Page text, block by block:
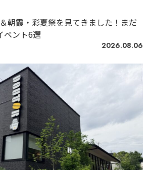
朝霞・彩夏祭を見てきました！まだ
ベント6選
2026.08.06